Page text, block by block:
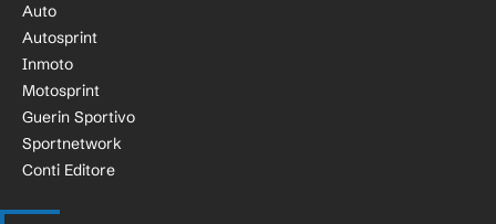
Auto
Autosprint
Inmoto
Motosprint
Guerin Sportivo
Sportnetwork
Conti Editore